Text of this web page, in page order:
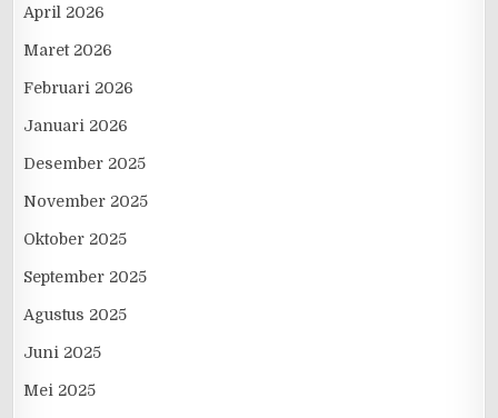
April 2026
Maret 2026
Februari 2026
Januari 2026
Desember 2025
November 2025
Oktober 2025
September 2025
Agustus 2025
Juni 2025
Mei 2025